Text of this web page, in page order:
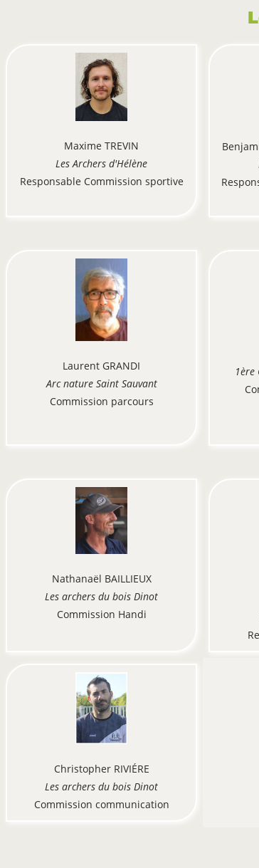
Maxime TREVIN
Les Archers d'Hélène
Responsable Commission sportive
Laurent GRANDI
Arc nature Saint Sauvant
Commission parcours
1ère
Nathanaël BAILLIEUX
Les archers du bois Dinot
Commission Handi
Christopher RIVIÉRE
Les archers du bois Dinot
Commission communication